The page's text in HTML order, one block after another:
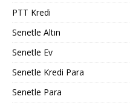
PTT Kredi
Senetle Altın
Senetle Ev
Senetle Kredi Para
Senetle Para